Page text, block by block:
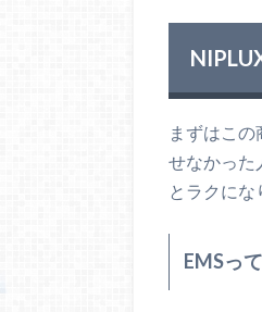
まずはこ
せなかった
とラクにな
EMSっ